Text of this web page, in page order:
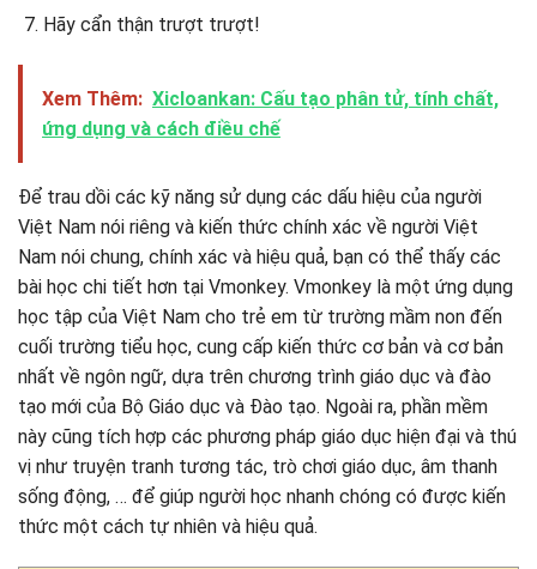
Hãy cẩn thận trượt trượt!
Xem Thêm: Xicloankan: Cấu tạo phân tử, tính chất,
ứng dụng và cách điều chế
Để trau dồi các kỹ năng sử dụng các dấu hiệu của người
Việt Nam nói riêng và kiến thức chính xác về người Việt
Nam nói chung, chính xác và hiệu quả, bạn có thể thấy các
bài học chi tiết hơn tại Vmonkey. Vmonkey là một ứng dụng
học tập của Việt Nam cho trẻ em từ trường mầm non đến
cuối trường tiểu học, cung cấp kiến thức cơ bản và cơ bản
nhất về ngôn ngữ, dựa trên chương trình giáo dục và đào
tạo mới của Bộ Giáo dục và Đào tạo. Ngoài ra, phần mềm
này cũng tích hợp các phương pháp giáo dục hiện đại và thú
vị như truyện tranh tương tác, trò chơi giáo dục, âm thanh
sống động, … để giúp người học nhanh chóng có được kiến
thức một cách tự nhiên và hiệu quả.